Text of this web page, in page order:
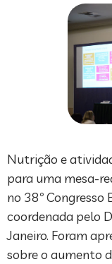
Nutrição e
para uma mesa-
no 38º Congresso
coordenada pelo
Janeiro. Foram
sobre o aumento